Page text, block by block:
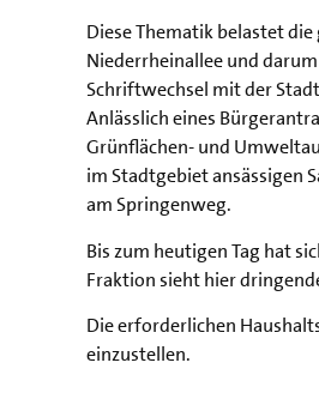
Diese Thematik belastet
Niederrheinallee und
Schriftwechsel mit der
Anlässlich eines
Grünflächen- und
im Stadtgebiet ansässigen
am Springenweg.
Bis zum heutigen Tag hat
Fraktion sieht hier
Die erforderlichen
einzustellen.